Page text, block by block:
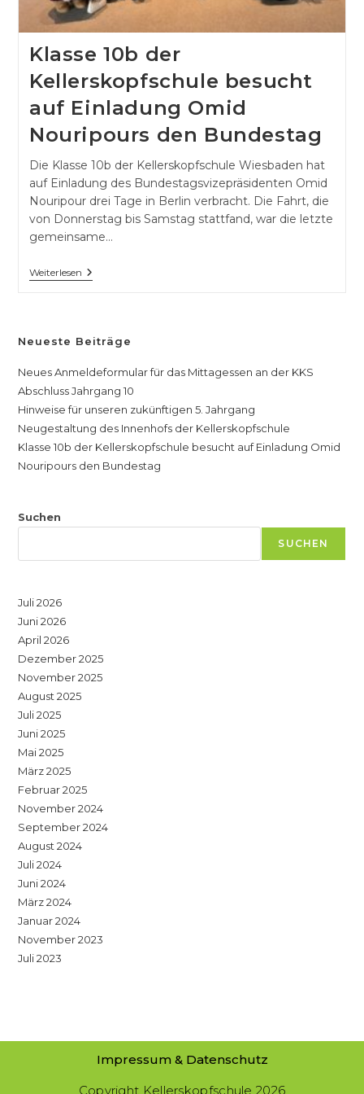
Klasse 10b der
Kellerskopfschule besucht
auf Einladung Omid
Nouripours den Bundestag
Die Klasse 10b der Kellerskopfschule Wiesbaden hat
auf Einladung des Bundestagsvizepräsidenten Omid
Nouripour drei Tage in Berlin verbracht. Die Fahrt, die
von Donnerstag bis Samstag stattfand, war die letzte
gemeinsame…
WeiterlesenKlasse
10b
Auf
Einladung
Nouripours
Den
Bundestag
Neueste Beiträge
Neues Anmeldeformular für das Mittagessen an der KKS
Abschluss Jahrgang 10
Hinweise für unseren zukünftigen 5. Jahrgang
Neugestaltung des Innenhofs der Kellerskopfschule
Klasse 10b der Kellerskopfschule besucht auf Einladung Omid
Nouripours den Bundestag
Suchen
SUCHEN
Juli 2026
Juni 2026
April 2026
Dezember 2025
November 2025
August 2025
Juli 2025
Juni 2025
Mai 2025
März 2025
Februar 2025
November 2024
September 2024
August 2024
Juli 2024
Juni 2024
März 2024
Januar 2024
November 2023
Juli 2023
Impressum & Datenschutz
Copyright Kellerskopfschule 2026